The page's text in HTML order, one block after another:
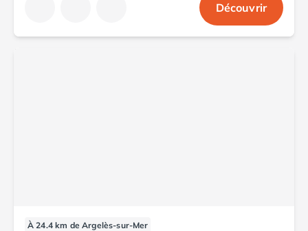
Découvrir
À 24.4 km de Argelès-sur-Mer